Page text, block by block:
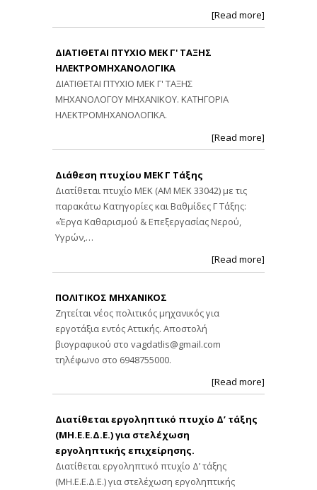
[Read more]
ΔΙΑΤΙΘΕΤΑΙ ΠΤΥΧΙΟ ΜΕΚ Γ' ΤΑΞΗΣ
ΗΛΕΚΤΡΟΜΗΧΑΝΟΛΟΓΙΚΑ
ΔΙΑΤΙΘΕΤΑΙ ΠΤΥΧΙΟ ΜΕΚ Γ' ΤΑΞΗΣ
ΜΗΧΑΝΟΛΟΓΟΥ ΜΗΧΑΝΙΚΟΥ. ΚΑΤΗΓΟΡΙΑ
ΗΛΕΚΤΡΟΜΗΧΑΝΟΛΟΓΙΚΑ.
[Read more]
Διάθεση πτυχίου ΜΕΚ Γ Τάξης
Διατίθεται πτυχίο ΜΕΚ (ΑΜ ΜΕΚ 33042) με τις
παρακάτω Κατηγορίες και Βαθμίδες Γ Τάξης:
«Έργα Καθαρισμού & Επεξεργασίας Νερού,
Υγρών,…
[Read more]
ΠΟΛΙΤΙΚΟΣ ΜΗΧΑΝΙΚΟΣ
Ζητείται νέος πολιτικός μηχανικός για
εργοτάξια εντός Αττικής. Αποστολή
βιογραφικού στο vagdatlis@gmail.com
τηλέφωνο στο 6948755000.
[Read more]
Διατίθεται εργοληπτικό πτυχίο Δ’ τάξης
(ΜΗ.Ε.Ε.Δ.Ε.) για στελέχωση
εργοληπτικής επιχείρησης.
Διατίθεται εργοληπτικό πτυχίο Δ’ τάξης
(ΜΗ.Ε.Ε.Δ.Ε.) για στελέχωση εργοληπτικής